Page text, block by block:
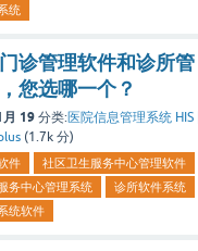
统
诊管理软件和诊所管
您选哪一个？
月 19 分类:医院信息管理系统 HIS
(1.7k 分)
件
社区卫生服务中心管理软件
务中心管理系统
诊所软件系统
统软件